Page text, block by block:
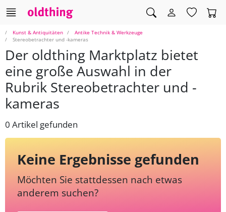
Kunst & Antiquitäten
Antike Technik & Werkzeuge
Stereobetrachter und -kameras
Der oldthing Marktplatz bietet
eine große Auswahl in der
Rubrik Stereobetrachter und -
kameras
0 Artikel gefunden
Keine Ergebnisse gefunden
Möchten Sie stattdessen nach etwas
anderem suchen?